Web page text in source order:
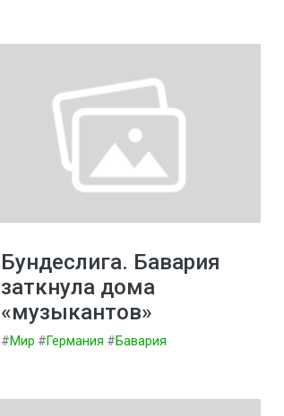
Бундеслига. Бавария
заткнула дома
«музыкантов»
#Мир #Германия #Бавария